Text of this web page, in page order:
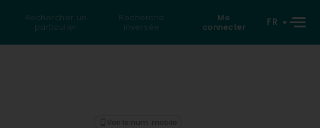
Rechercher un
particulier
Recherche
inversée
Me
connecter
FR
Voir le num. mobile